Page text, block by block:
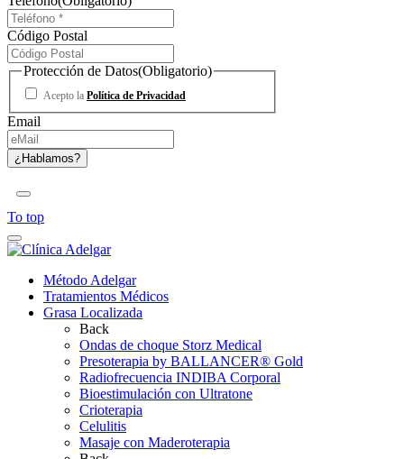
Código Postal
Protección de Datos(Obligatorio)
Acepto la Política de Privacidad
Email
To top
Método Adelgar
Tratamientos Médicos
Grasa Localizada
Back
Ondas de choque Storz Medical
Presoterapia by BALLANCER® Gold
Radiofrecuencia INDIBA Corporal
Bioestimulación con Ultratone
Crioterapia
Celulitis
Masaje con Maderoterapia